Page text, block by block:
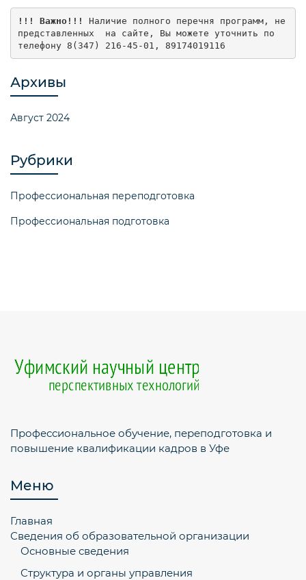
!!! Важно!!!
Наличие полного перечня программ, не
представленных  на сайте, Вы можете уточнить по
телефону 8(347) 216-45-01, 89174019116
Архивы
Август 2024
Рубрики
Профессиональная переподготовка
Профессиональная подготовка
Профессиональное обучение, переподготовка и
повышение квалификации кадров в Уфе
Меню
Главная
Сведения об образовательной организации
Основные сведения
Структура и органы управления